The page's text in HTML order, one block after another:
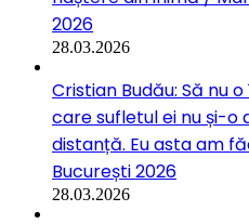
2026
28.03.2026
Cristian Budău: Să nu
care sufletul ei nu și-o
distanță. Eu asta am
București 2026
28.03.2026